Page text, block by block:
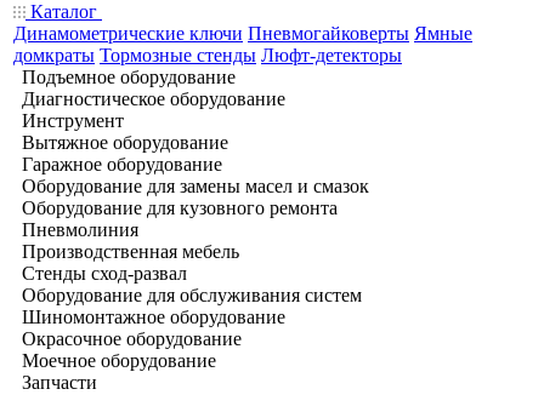
Каталог
Динамометрические ключи Пневмогайковерты Ямные
домкраты Тормозные стенды Люфт-детекторы
Подъемное оборудование
Диагностическое оборудование
Инструмент
Вытяжное оборудование
Гаражное оборудование
Оборудование для замены масел и смазок
Оборудование для кузовного ремонта
Пневмолиния
Производственная мебель
Стенды сход-развал
Оборудование для обслуживания систем
Шиномонтажное оборудование
Окрасочное оборудование
Моечное оборудование
Запчасти